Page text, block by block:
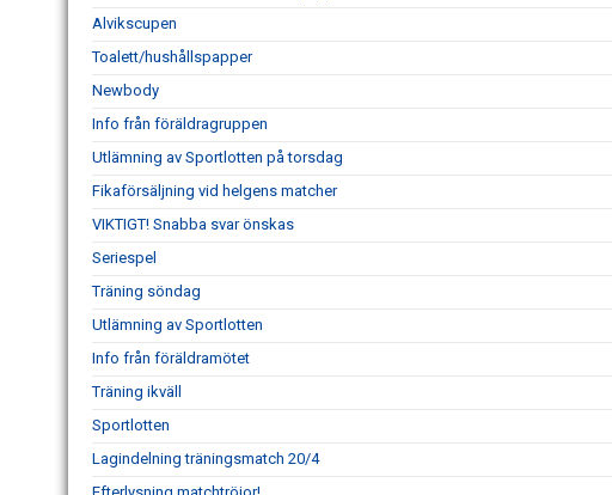
Alvikscupen
Toalett/hushållspapper
Newbody
Info från föräldragruppen
Utlämning av Sportlotten på torsdag
Fikaförsäljning vid helgens matcher
VIKTIGT! Snabba svar önskas
Seriespel
Träning söndag
Utlämning av Sportlotten
Info från föräldramötet
Träning ikväll
Sportlotten
Lagindelning träningsmatch 20/4